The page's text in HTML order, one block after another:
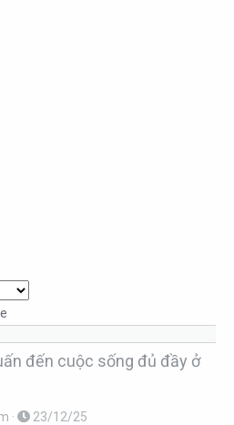
đến cuộc sống đủ đầy ở
N
23/12/25